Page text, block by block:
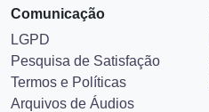
Comunicação
LGPD
Pesquisa de Satisfação
Termos e Políticas
Arquivos de Áudios